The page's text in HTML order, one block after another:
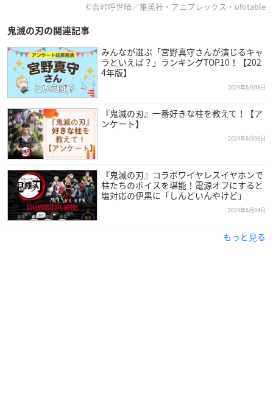
©吾峠呼世晴／集英社・アニプレックス・ufotable
鬼滅の刃の関連記事
みんなが選ぶ「宮野真守さんが演じるキャ
ラといえば？」ランキングTOP10！【202
4年版】
2024年6月08日
『鬼滅の刃』一番好きな柱を教えて！【ア
ンケート】
2024年6月06日
『鬼滅の刃』コラボワイヤレスイヤホンで
柱たちのボイスを堪能！電源オフにすると
塩対応の伊黒に「しんどいんやけど」
2024年6月04日
もっと見る